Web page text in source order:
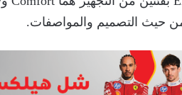
حيث التصميم والمواصفات.